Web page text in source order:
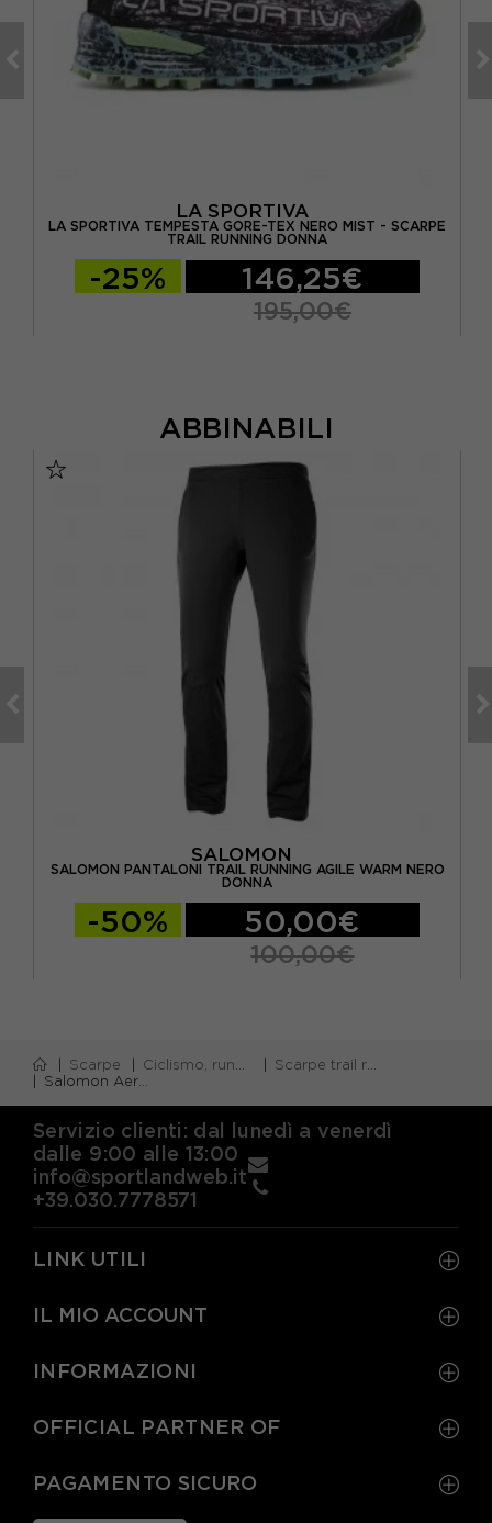
LA SPORTIVA
LA SPORTIVA TEMPESTA GORE-TEX NERO MIST - SCARPE
TRAIL RUNNING DONNA
-25% 146,25€
195,00€
ABBINABILI
SALOMON
SALOMON PANTALONI TRAIL RUNNING AGILE WARM NERO
DONNA
-50% 50,00€
100,00€
Scarpe Ciclismo, running e piscina
Scarpe trail running
Salomon Aero Glide 4 Grvl Vanilla Ice Nero Iron - Scarpe Trail Running Donna
Servizio clienti: dal lunedì a venerdì
dalle 9:00 alle 13:00
info@sportlandweb.it
+39.030.7778571
LINK UTILI
IL MIO ACCOUNT
INFORMAZIONI
OFFICIAL PARTNER OF
PAGAMENTO SICURO